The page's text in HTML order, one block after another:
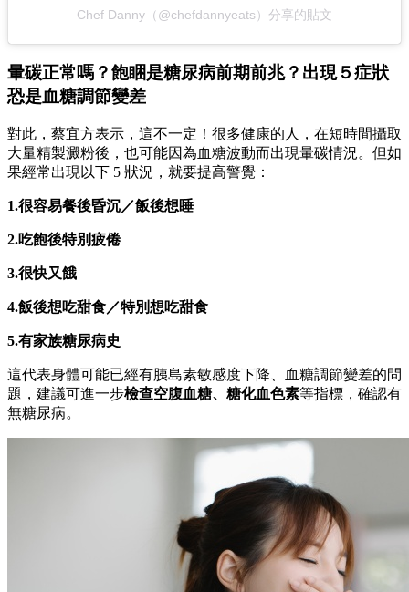
Chef Danny（@chefdannyeats）分享的貼文
暈碳正常嗎？飽睏是糖尿病前期前兆？出現５症狀
恐是血糖調節變差
對此，蔡宜方表示，這不一定！很多健康的人，在短時間攝取
大量精製澱粉後，也可能因為血糖波動而出現暈碳情況。但如
果經常出現以下 5 狀況，就要提高警覺：
1.很容易餐後昏沉／飯後想睡
2.吃飽後特別疲倦
3.很快又餓
4.飯後想吃甜食／特別想吃甜食
5.有家族糖尿病史
這代表身體可能已經有胰島素敏感度下降、血糖調節變差的問
題，建議可進一步檢查空腹血糖、糖化血色素等指標，確認有
無糖尿病。